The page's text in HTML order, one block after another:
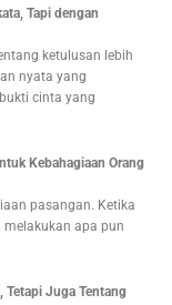
Tapi dengan
ketulusan lebih
nyata yang
cinta yang
Kebahagiaan Orang
pasangan. Ketika
melakukan apa pun
Tetapi Juga Tentang